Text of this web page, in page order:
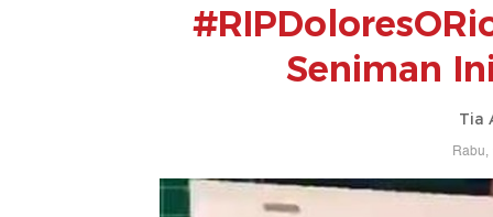
Seniman
Tia
Rabu,